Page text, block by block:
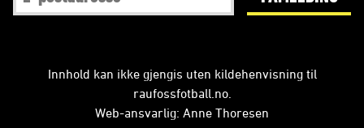
Innhold kan ikke gjengis uten kildehenvisning til
raufossfotball.no.
Web-ansvarlig: Anne Thoresen